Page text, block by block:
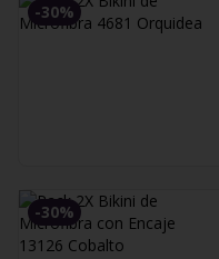
-30%
-30%